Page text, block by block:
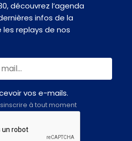
découvrez l’agenda
infos de la
replays de nos
vos e-mails.
à tout moment